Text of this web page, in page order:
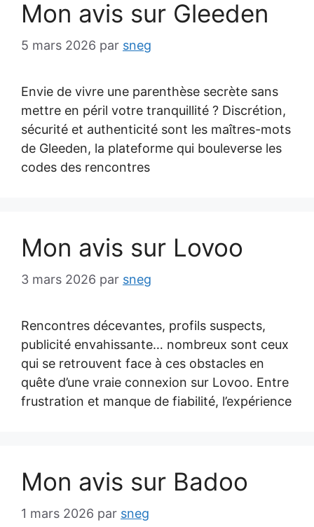
Mon avis sur Gleeden
5 mars 2026 par sneg
Envie de vivre une parenthèse secrète sans
mettre en péril votre tranquillité ? Discrétion,
sécurité et authenticité sont les maîtres-mots
de Gleeden, la plateforme qui bouleverse les
codes des rencontres
Mon avis sur Lovoo
3 mars 2026 par sneg
Rencontres décevantes, profils suspects,
publicité envahissante… nombreux sont ceux
qui se retrouvent face à ces obstacles en
quête d’une vraie connexion sur Lovoo. Entre
frustration et manque de fiabilité, l’expérience
Mon avis sur Badoo
1 mars 2026 par sneg